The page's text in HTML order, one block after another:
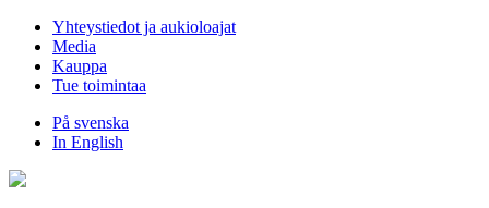
Hyppää
sisältöön
Yhteystiedot ja aukioloajat
Media
Kauppa
Tue toimintaa
På svenska
In English